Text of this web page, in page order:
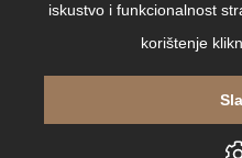
iskustvo i funkcionalnost
korištenje